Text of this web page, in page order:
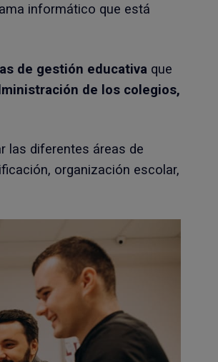
informático que está
de gestión educativa que
de los colegios,
las diferentes áreas de
organización escolar,